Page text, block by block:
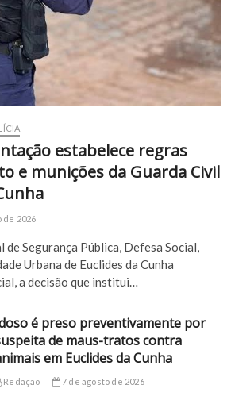
estabelece regras
e munições da Guarda Civil
de 2026
Segurança Pública, Defesa Social,
Urbana de Euclides da Cunha
a decisão que institui…
é preso preventivamente por
de maus-tratos contra
em Euclides da Cunha
Redação 7 de agosto de 2026